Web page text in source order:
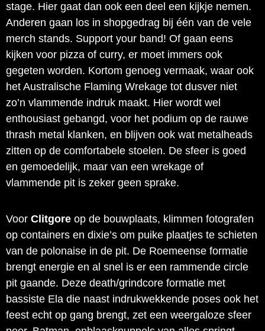
stage. Hier gaat dan ook een deel een kijkje nemen.
Anderen gaan los in shopgedrag bij één van de vele
merch stands. Support your band! Of gaan eens
kijken voor pizza of curry, er moet immers ook
gegeten worden. Kortom genoeg vermaak, waar ook
het Australische Flaming Wrekage tot dusver niet
zo’n vlammende indruk maakt. Hier wordt wel
enthousiast gebangd, voor het podium op de rauwe
thrash metal klanken, en blijven ook wat metalheads
zitten op de comfortabele stoelen. De sfeer is goed
en gemoedelijk, maar van een wrekage of
vlammende pit is zeker geen sprake.
Voor Clitgore op de bouwplaats, klimmen fotografen
op containers en dixie’s om puike plaatjes te schieten
van de polonaise in de pit. De Roemeense formatie
brengt energie en al snel is er een rammende circle
pit gaande. Deze death/grindcore formatie met
bassiste Ela die naast indrukwekkende poses ook het
feest echt op gang brengt, zet een weergaloze sfeer